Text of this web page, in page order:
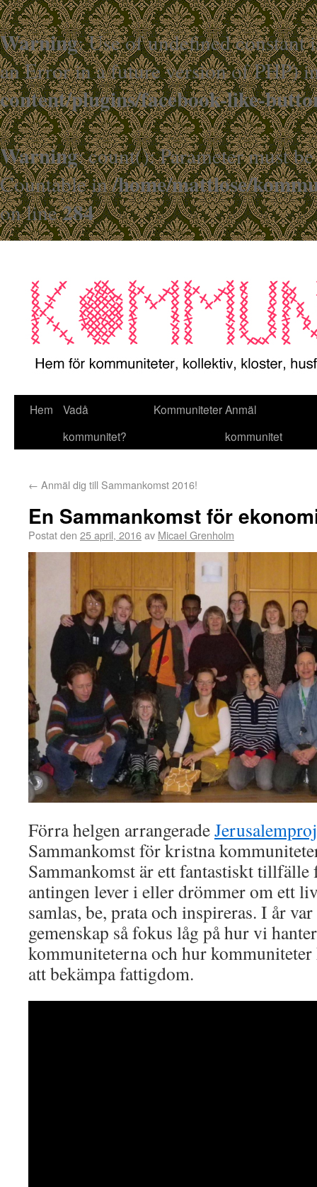
Warning: Use of undefined
an Error in a future version of PHP)
content/plugins/facebook-like-
Warning: count(): Parameter must
Countable in/home/mattlose/
on line284
Hem
Vadå
kommunitet?
KommuniteterAnmäl
kommunitet
← Anmäl dig till Sammankomst 2016!
En Sammankomst för
Postat den 25 april, 2016av Micael Grenholm
Förra helgen arrangerade
Sammankomst för kristna
Sammankomst är ett fantastiskt
antingen lever i eller drömmer om ett
samlas, be, prata och inspireras. I år
gemenskap så fokus låg på hur vi
kommuniteterna och hur
att bekämpa fattigdom.